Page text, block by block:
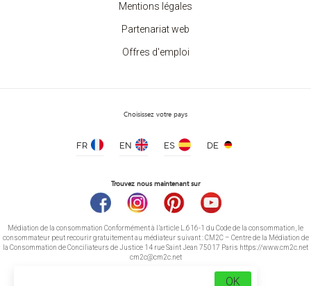
T-shirt Homme Bords Contrastés
Mentions légales
Partenariat web
Offres d'emploi
Choisissez votre pays
FR EN ES DE
Trouvez nous maintenant sur
Médiation de la consommation Conformément à l’article L.616-1 du Code de la consommation, le
consommateur peut recourir gratuitement au médiateur suivant : CM2C – Centre de la Médiation de
la Consommation de Conciliateurs de Justice 14 rue Saint Jean 75017 Paris https://www.cm2c.net
cm2c@cm2c.net
OK